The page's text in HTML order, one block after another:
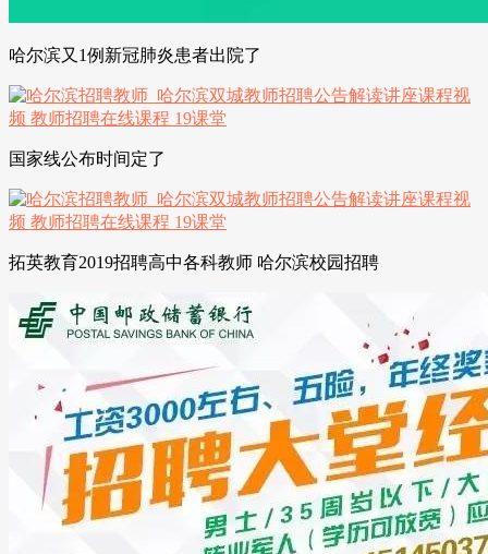
哈尔滨又1例新冠肺炎患者出院了
国家线公布时间定了
拓英教育2019招聘高中各科教师 哈尔滨校园招聘